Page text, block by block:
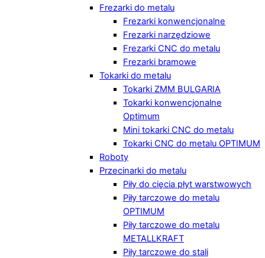
Frezarki do metalu
Frezarki konwencjonalne
Frezarki narzędziowe
Frezarki CNC do metalu
Frezarki bramowe
Tokarki do metalu
Tokarki ZMM BULGARIA
Tokarki konwencjonalne
Optimum
Mini tokarki CNC do metalu
Tokarki CNC do metalu OPTIMUM
Roboty
Przecinarki do metalu
Piły do cięcia płyt warstwowych
Piły tarczowe do metalu
OPTIMUM
Piły tarczowe do metalu
METALLKRAFT
Piły tarczowe do stali